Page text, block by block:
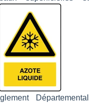
Départemental